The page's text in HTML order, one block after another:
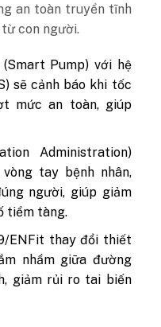
an toàn truyền tĩnh
con người.
Pump) với hệ
sẽ cảnh báo khi tốc
mức an toàn, giúp
Administration)
tay bệnh nhân,
người, giúp giảm
tiềm tàng.
ENFit thay đổi thiết
nhầm giữa đường
giảm rủi ro tai biến